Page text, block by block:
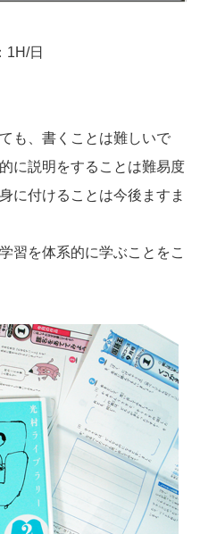
1H/日
も、書くことは難しいで
に説明をすることは難易度
に付けることは今後ますま
習を体系的に学ぶことをこ